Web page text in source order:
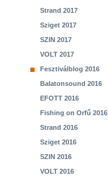
Strand 2017
Sziget 2017
SZIN 2017
VOLT 2017
Fesztiválblog 2016
Balatonsound 2016
EFOTT 2016
Fishing on Orfű 2016
Strand 2016
Sziget 2016
SZIN 2016
VOLT 2016